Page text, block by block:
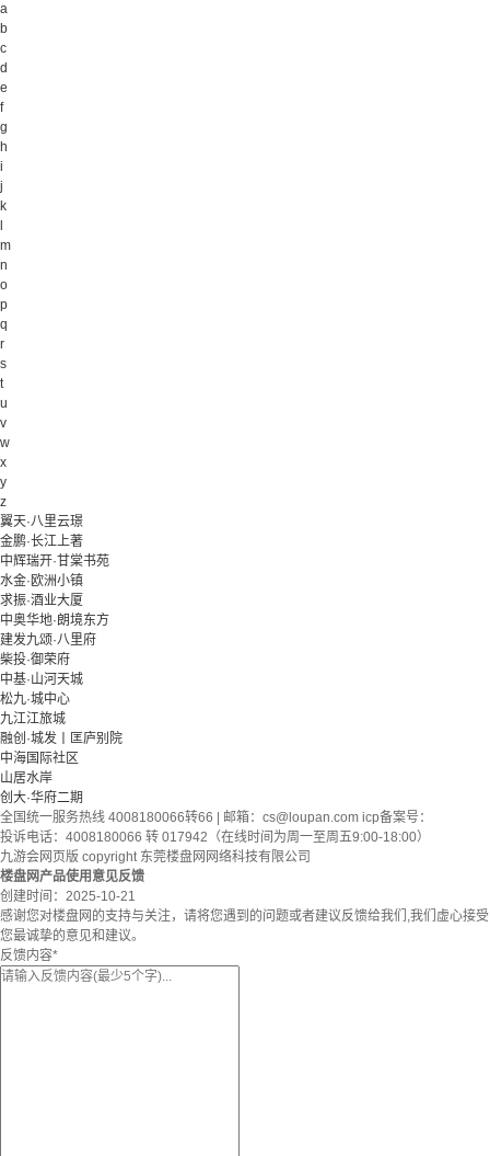
a
b
c
d
e
f
g
h
i
j
k
m
n
o
p
q
r
s
t
u
v
w
x
y
z
翼天·八里云璟
金鹏·长江上著
中辉瑞开·甘棠书苑
水金·欧洲小镇
求振·酒业大厦
中奥华地·朗境东方
建发九颂·八里府
柴投·御荣府
中基·山河天城
松九·城中心
九江江旅城
融创·城发丨匡庐别院
中海国际社区
山居水岸
创大·华府二期
全国统一服务热线 4008180066转66 | 邮箱： cs@loupan.com icp备案号：
投诉电话：4008180066 转 017942（在线时间为周一至周五9:00-18:00）
九游会网页版 copyright 东莞楼盘网网络科技有限公司
楼盘网产品使用意见反馈
创建时间： 2025-10-21
感谢您对楼盘网的支持与关注，请将您遇到的问题或者建议反馈给我们,我们虚心接受
您最诚挚的意见和建议。
反馈内容*